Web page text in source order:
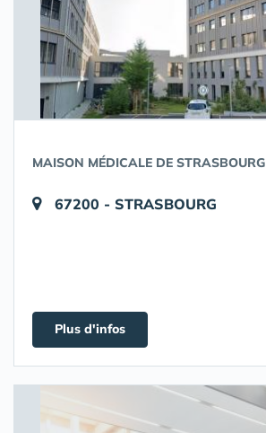
MAISON MÉDICALE DE STRASBOURG
67200 - STRASBOURG
Plus d'infos